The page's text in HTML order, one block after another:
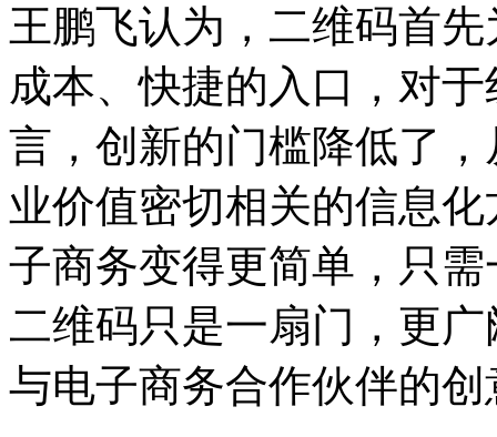
王鹏飞认为，二维码首
成本、快捷的入口，对
言，创新的门槛降低了
业价值密切相关的信息
子商务变得更简单，只
二维码只是一扇门，更
与电子商务合作伙伴的